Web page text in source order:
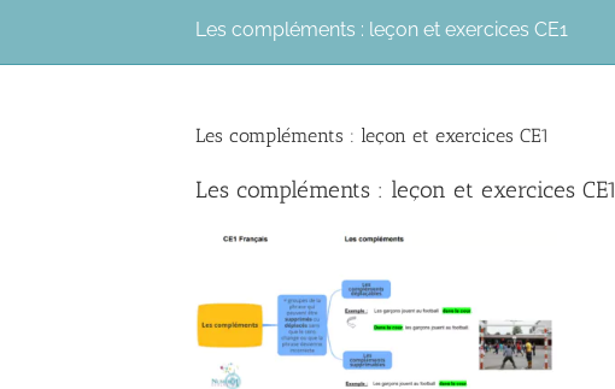
Les compléments : leçon et exercices CE1
Les compléments : leçon et exercices CE1
Les compléments : leçon et exercices CE1